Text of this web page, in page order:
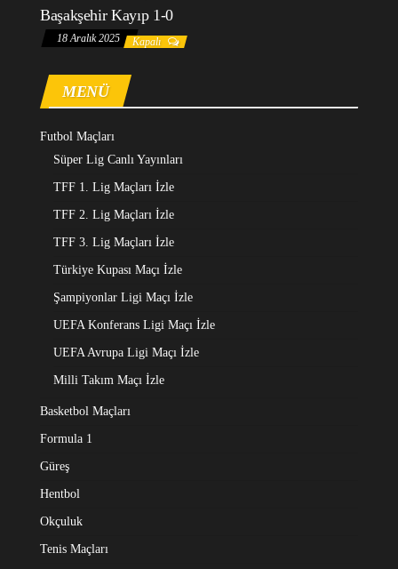
Başakşehir Kayıp 1-0
18 Aralık 2025 Kapalı
MENÜ
Futbol Maçları
Süper Lig Canlı Yayınları
TFF 1. Lig Maçları İzle
TFF 2. Lig Maçları İzle
TFF 3. Lig Maçları İzle
Türkiye Kupası Maçı İzle
Şampiyonlar Ligi Maçı İzle
UEFA Konferans Ligi Maçı İzle
UEFA Avrupa Ligi Maçı İzle
Milli Takım Maçı İzle
Basketbol Maçları
Formula 1
Güreş
Hentbol
Okçuluk
Tenis Maçları